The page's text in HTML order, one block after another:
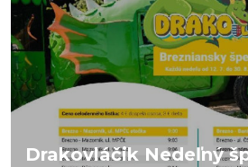
Drakovláčik Nedeľný